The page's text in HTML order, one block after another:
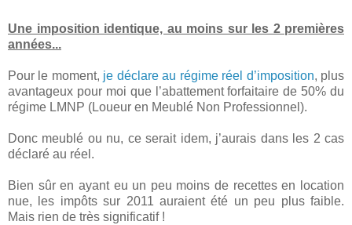
Une imposition identique, au moins sur les 2 premières
années...
Pour le moment, je déclare au régime réel d’imposition, plus
avantageux pour moi que l’abattement forfaitaire de 50% du
régime LMNP (Loueur en Meublé Non Professionnel).
Donc meublé ou nu, ce serait idem, j’aurais dans les 2 cas
déclaré au réel.
Bien sûr en ayant eu un peu moins de recettes en location
nue, les impôts sur 2011 auraient été un peu plus faible.
Mais rien de très significatif !